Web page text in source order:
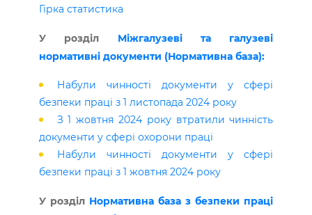
Гірка статистика
У розділ Міжгалузеві та галузеві
нормативні документи (Нормативна база):
Набули чинності документи у сфері
безпеки праці з 1 листопада 2024 року
З 1 жовтня 2024 року втратили чинність
документи у сфері охорони праці
Набули чинності документи у сфері
безпеки праці з 1 жовтня 2024 року
У розділ Нормативна база з безпеки праці